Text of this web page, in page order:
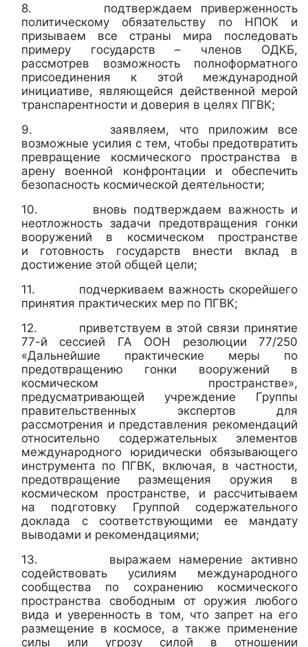
8. подтверждаем приверженность
политическому обязательству по НПОК и
призываем все страны мира последовать
примеру государств – членов ОДКБ,
рассмотрев возможность полноформатного
присоединения к этой международной
инициативе, являющейся действенной мерой
транспарентности и доверия в целях ПГВК;
9. заявляем, что приложим все
возможные усилия с тем, чтобы предотвратить
превращение космического пространства в
арену военной конфронтации и обеспечить
безопасность космической деятельности;
10. вновь подтверждаем важность и
неотложность задачи предотвращения гонки
вооружений в космическом пространстве
и готовность государств внести вклад в
достижение этой общей цели;
11. подчеркиваем важность скорейшего
принятия практических мер по ПГВК;
12. приветствуем в этой связи принятие
77-й сессией ГА ООН резолюции 77/250
«Дальнейшие практические меры по
предотвращению гонки вооружений в
космическом пространстве»,
предусматривающей учреждение Группы
правительственных экспертов для
рассмотрения и представления рекомендаций
относительно содержательных элементов
международного юридически обязывающего
инструмента по ПГВК, включая, в частности,
предотвращение размещения оружия в
космическом пространстве, и рассчитываем
на подготовку Группой содержательного
доклада с соответствующими ее мандату
выводами и рекомендациями;
13. выражаем намерение активно
содействовать усилиям международного
сообщества по сохранению космического
пространства свободным от оружия любого
вида и уверенность в том, что запрет на его
размещение в космосе, а также применение
силы или угрозу силой в отношении